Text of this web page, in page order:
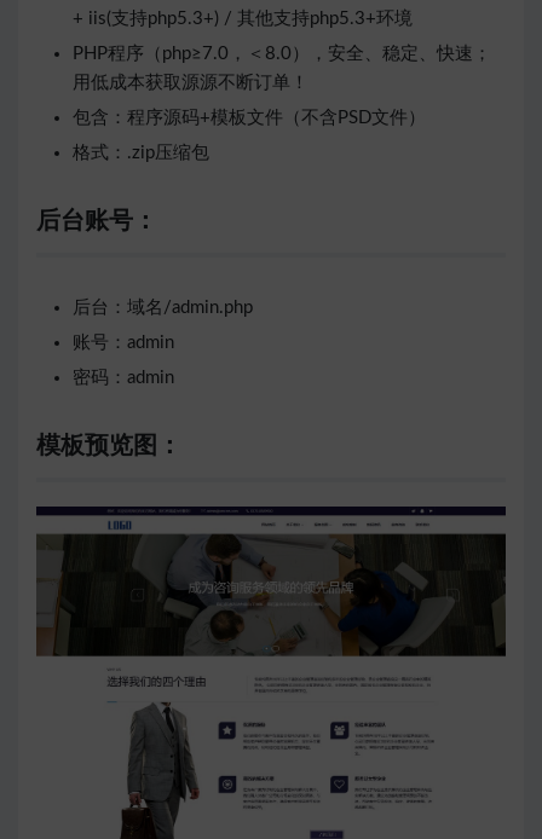
+ iis(支持php5.3+) / 其他支持php5.3+环境
PHP程序（php≥7.0，＜8.0），安全、稳定、快速；
用低成本获取源源不断订单！
包含：程序源码+模板文件（不含PSD文件）
格式：.zip压缩包
后台账号：
后台：域名/admin.php
账号：admin
密码：admin
模板预览图：